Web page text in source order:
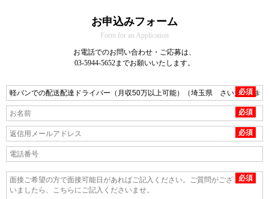
お申込みフォーム
Form for an Application
お電話でのお問い合わせ・ご応募は、
03-5944-5652までお願いいたします。
必須
必須
必須
必須